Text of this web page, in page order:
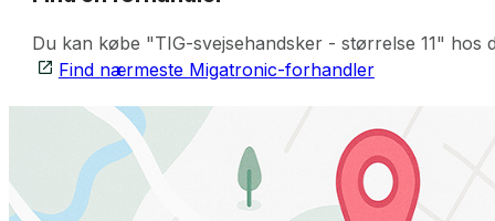
Du kan købe "TIG-svejsehandsker - størrelse 11"
Find nærmeste Migatronic-forhandler